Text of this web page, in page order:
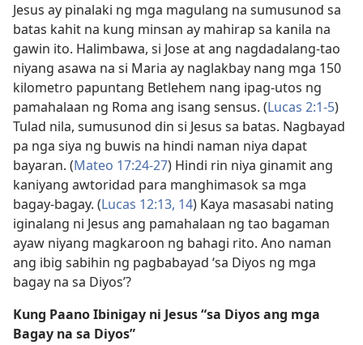
Jesus ay pinalaki ng mga magulang na sumusunod sa
batas kahit na kung minsan ay mahirap sa kanila na
gawin ito. Halimbawa, si Jose at ang nagdadalang-tao
niyang asawa na si Maria ay naglakbay nang mga 150
kilometro papuntang Betlehem nang ipag-utos ng
pamahalaan ng Roma ang isang sensus. (Lucas 2:1-5)
Tulad nila, sumusunod din si Jesus sa batas. Nagbayad
pa nga siya ng buwis na hindi naman niya dapat
bayaran. (Mateo 17:24-27) Hindi rin niya ginamit ang
kaniyang awtoridad para manghimasok sa mga
bagay-bagay. (Lucas 12:13, 14) Kaya masasabi nating
iginalang ni Jesus ang pamahalaan ng tao bagaman
ayaw niyang magkaroon ng bahagi rito. Ano naman
ang ibig sabihin ng pagbabayad ‘sa Diyos ng mga
bagay na sa Diyos’?
Kung Paano Ibinigay ni Jesus “sa Diyos ang mga
Bagay na sa Diyos”